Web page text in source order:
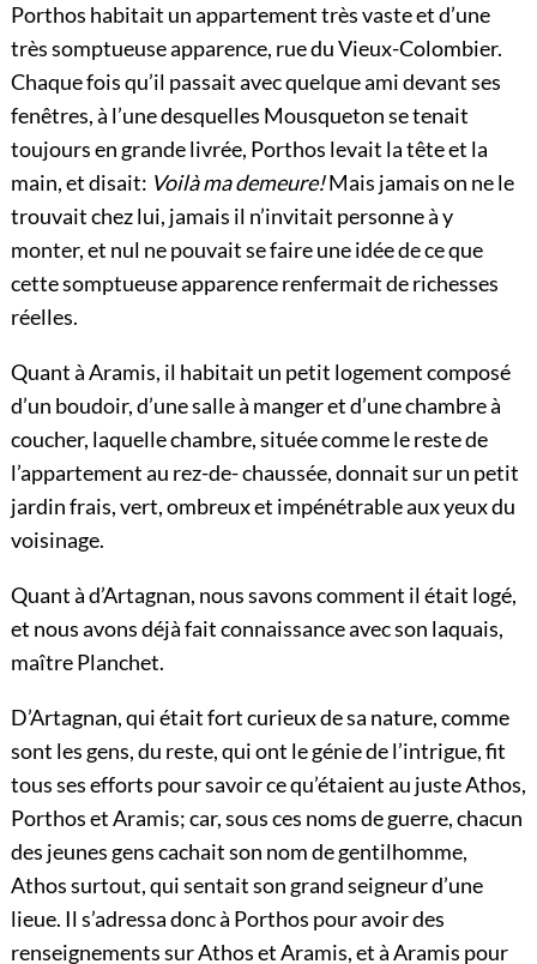
Porthos habitait un appartement très vaste et d’une
très somptueuse apparence, rue du Vieux-Colombier.
Chaque fois qu’il passait avec quelque ami devant ses
fenêtres, à l’une desquelles Mousqueton se tenait
toujours en grande livrée, Porthos levait la tête et la
main, et disait: Voilà ma demeure!Mais jamais on ne le
trouvait chez lui, jamais il n’invitait personne à y
monter, et nul ne pouvait se faire une idée de ce que
cette somptueuse apparence renfermait de richesses
réelles.
Quant à Aramis, il habitait un petit logement composé
d’un boudoir, d’une salle à manger et d’une chambre à
coucher, laquelle chambre, située comme le reste de
l’appartement au rez-de- chaussée, donnait sur un petit
jardin frais, vert, ombreux et impénétrable aux yeux du
voisinage.
Quant à d’Artagnan, nous savons comment il était logé,
et nous avons déjà fait connaissance avec son laquais,
maître Planchet.
D’Artagnan, qui était fort curieux de sa nature, comme
sont les gens, du reste, qui ont le génie de l’intrigue, fit
tous ses efforts pour savoir ce qu’étaient au juste Athos,
Porthos et Aramis; car, sous ces noms de guerre, chacun
des jeunes gens cachait son nom de gentilhomme,
Athos surtout, qui sentait son grand seigneur d’une
lieue. Il s’adressa donc à Porthos pour avoir des
renseignements sur Athos et Aramis, et à Aramis pour